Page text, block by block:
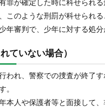
罪が確定した時に科せられ
このような刑罰が科せられ
年審判で、少年に対する処分
ていない場合）
われ、警察での捜査が終了
。
本人や保護者等と面接して